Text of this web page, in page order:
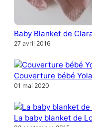
Baby Blanket de
27 avril 2016
Couverture bébé
01 mai 2020
La baby blanket de